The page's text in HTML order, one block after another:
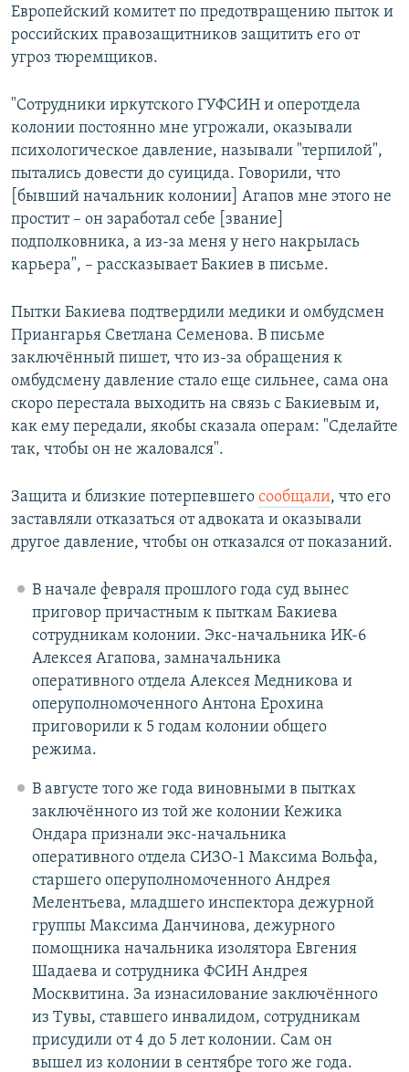
Европейский комитет по предотвращению пыток и
российских правозащитников защитить его от
угроз тюремщиков.
"Сотрудники иркутского ГУФСИН и оперотдела
колонии постоянно мне угрожали, оказывали
психологическое давление, называли "терпилой",
пытались довести до суицида. Говорили, что
[бывший начальник колонии] Агапов мне этого не
простит – он заработал себе [звание]
подполковника, а из-за меня у него накрылась
карьера", – рассказывает Бакиев в письме.
Пытки Бакиева подтвердили медики и омбудсмен
Приангарья Светлана Семенова. В письме
заключённый пишет, что из-за обращения к
омбудсмену давление стало еще сильнее, сама она
скоро перестала выходить на связь с Бакиевым и,
как ему передали, якобы сказала операм: "Сделайте
так, чтобы он не жаловался".
Защита и близкие потерпевшего сообщали, что его
заставляли отказаться от адвоката и оказывали
другое давление, чтобы он отказался от показаний.
В начале февраля прошлого года суд вынес
приговор причастным к пыткам Бакиева
сотрудникам колонии. Экс-начальника ИК-6
Алексея Агапова, замначальника
оперативного отдела Алексея Медникова и
оперуполномоченного Антона Ерохина
приговорили к 5 годам колонии общего
режима.
В августе того же года виновными в пытках
заключённого из той же колонии Кежика
Ондара признали экс-начальника
оперативного отдела СИЗО-1 Максима Вольфа,
старшего оперуполномоченного Андрея
Мелентьева, младшего инспектора дежурной
группы Максима Данчинова, дежурного
помощника начальника изолятора Евгения
Шадаева и сотрудника ФСИН Андрея
Москвитина. За изнасилование заключённого
из Тувы, ставшего инвалидом, сотрудникам
присудили от 4 до 5 лет колонии. Сам он
вышел из колонии в сентябре того же года.